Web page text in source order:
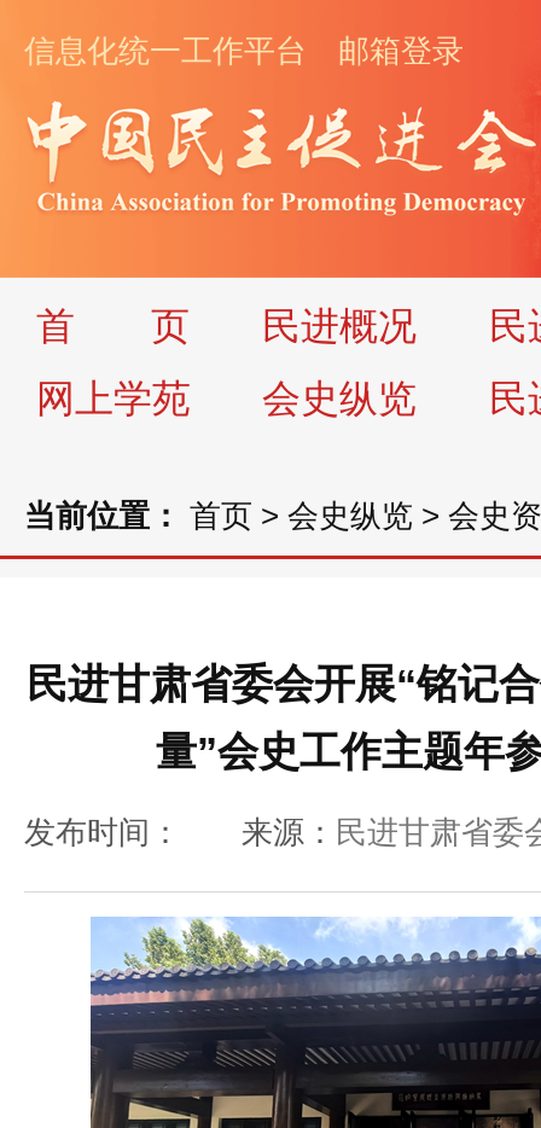
信息化统一工作平台 邮箱登录
首 页 民进概况
民
网上学苑
会史纵览 民
当前位置： 首页 > 会史纵览 > 会史
民进甘肃省委会开展“铭记
量”会史工作主题年
发布时间： 来源： 民进甘肃省委